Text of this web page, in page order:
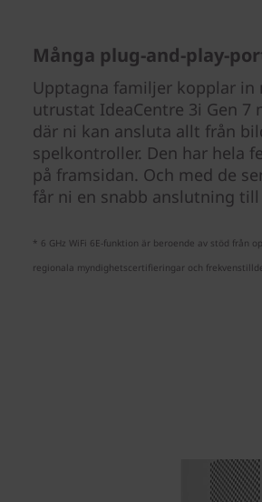
Många plug-and-play-
Upptagna familjer kopplar in
utrustat IdeaCentre 3i Gen
där ni kan ansluta allt från
spelkontroller. Den har hela
på framsidan. Och med de
får ni en snabb anslutning
* 6 GHz WiFi 6E-funktion är beroende av stöd från
regionala myndighetscertifieringar och